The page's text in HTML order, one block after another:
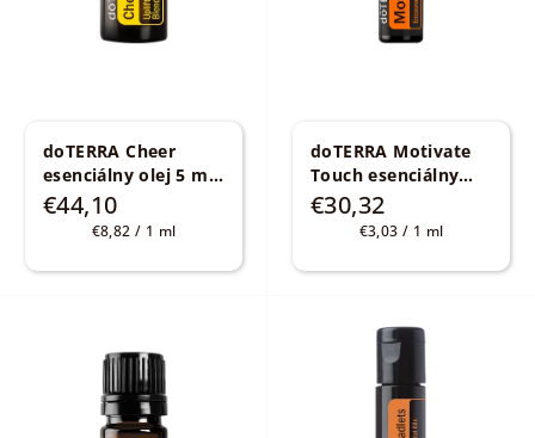
doTERRA Cheer
esenciálny olej 5 ml
Povzbudzujúca a
povznášajúca zmes
€44,10
Jednotková
€8,82 / 1 ml
doTERRA Motivate
Touch esenciálny
olej 10 ml
podporu a
€30,32
Jednotková
€3,03 / 1 ml